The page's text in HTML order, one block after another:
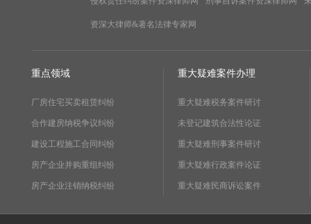
资深大律师&著名法律专家网
重点领域
厂房住宅买卖租赁纠纷
合作建房纳税争议纠纷
建设工程施工合同纠纷
房产企业并购重组纠纷
房产企业注销纳税纠纷
重大疑难案件办理
重大疑难税务案件研讨
未登记建筑合法性论证
重大疑难刑事案件研讨
重大疑难行政案件论证
重大疑难民商诉讼案件